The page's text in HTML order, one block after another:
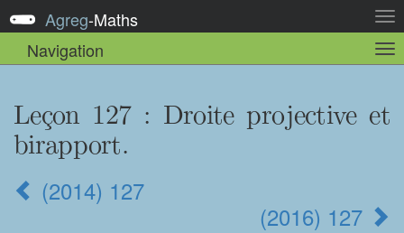
la
Agreg-Maths
Navigation
la
Leçon 127 : Droite projective et
birapport.
(2014) 127
(2016) 127